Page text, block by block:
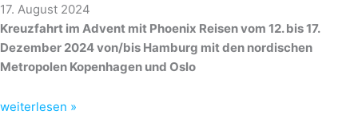
17. August 2024
Kreuzfahrt im Advent mit Phoenix Reisen vom 12. bis 17.
Dezember 2024 von/bis Hamburg mit den nordischen
Metropolen Kopenhagen und Oslo
weiterlesen »